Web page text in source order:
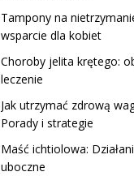
Tampony na
wsparcie dla kobiet
Choroby jelita krętego:
leczenie
Jak utrzymać zdrową
Porady i strategie
Maść ichtiolowa:
uboczne